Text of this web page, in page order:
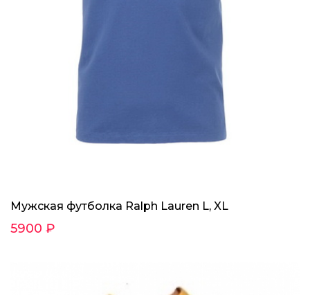
Мужская футболка Ralph Lauren L, XL
5900 ₽